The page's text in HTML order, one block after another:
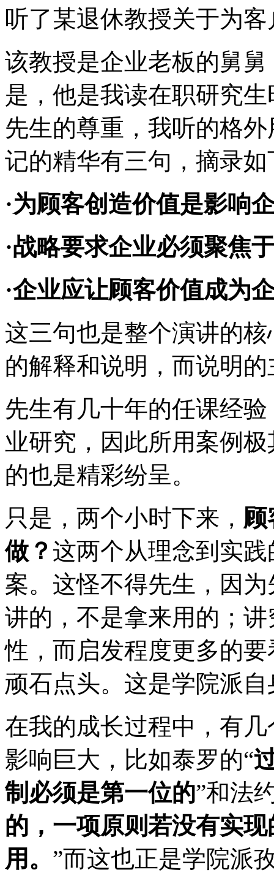
听了某退休教授关于为
该教授是企业老板的舅
是， 他是我读在职研究
先生的尊重，我听的格
记的精华有三句，摘录如
·为顾客创造价值是影响
·战略要求企业必须聚焦
·企业应让顾客价值成为
这三句也是整个演讲的
的解释和说明，而说明
先生有几十年的任课经
业研究，因此所用案例
的也是精彩纷呈。
只是，两个小时下来， 顾
做？ 这两个从理念到实
案。这怪不得先生，因
讲的，不是拿来用的；
性，而启发程度更多的
顽石点头。这是学院派
在我的成长过程中，有
影响巨大，比如泰罗的“
制必须是第一位的”和法
的，一项原则若没有实
用。 ”而这也正是学院派